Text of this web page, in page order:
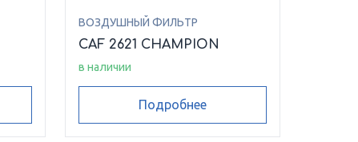
ВОЗДУШНЫЙ ФИЛЬТР
CAF 2621 CHAMPION
в наличии
Подробнее